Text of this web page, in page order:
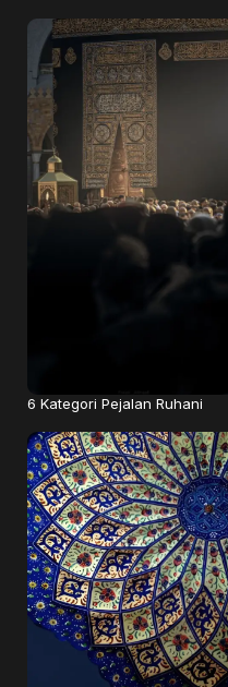
6 Kategori Pejalan Ruhani